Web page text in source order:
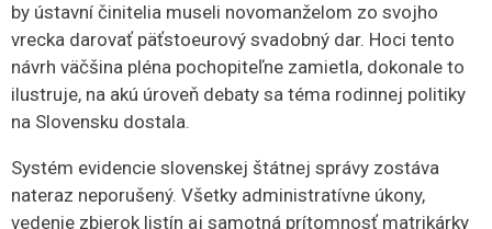
by ústavní činitelia museli novomanželom zo svojho
vrecka darovať päťstoeurový svadobný dar. Hoci tento
návrh väčšina pléna pochopiteľne zamietla, dokonale to
ilustruje, na akú úroveň debaty sa téma rodinnej politiky
na Slovensku dostala.
​Systém evidencie slovenskej štátnej správy zostáva
nateraz neporušený. Všetky administratívne úkony,
vedenie zbierok listín aj samotná prítomnosť matrikárky